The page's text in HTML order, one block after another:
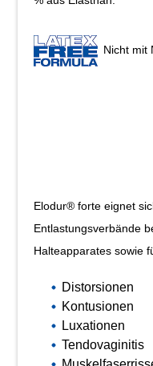
Nicht mit
Elodur® forte eignet
Entlastungsverbände
Halteapparates sowie
Distorsionen
Kontusionen
Luxationen
Tendovaginitis